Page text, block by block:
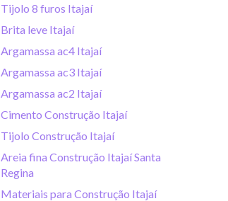
Tijolo 8 furos Itajaí
Brita leve Itajaí
Argamassa ac4 Itajaí
Argamassa ac3 Itajaí
Argamassa ac2 Itajaí
Cimento Construção Itajaí
Tijolo Construção Itajaí
Areia fina Construção Itajaí Santa
Regina
Materiais para Construção Itajaí